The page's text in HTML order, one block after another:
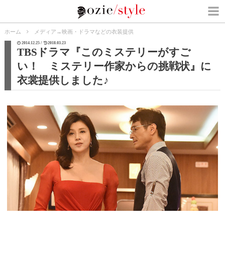
ホーム メディア →映画・ドラマなどの衣装提供
2014.12.25 / 2018.03.23
TBSドラマ『このミステリーがすご
い！ ミステリー作家からの挑戦状』に
衣裳提供しました♪